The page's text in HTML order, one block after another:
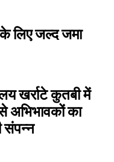
लिए जल्द जमा
खर्राटे कुतबी में
अभिभावकों का
संपन्न